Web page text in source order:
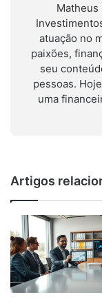
Matheus
atuação no
paixões,
seu
pessoas.
uma
Artigos